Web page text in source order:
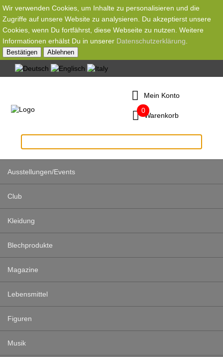
Wir verwenden Cookies, um Inhalte zu personalisieren und die
Zugriffe auf unsere Website zu analysieren. Du akzeptierst unsere
Cookies, wenn Du fortfährst, diese Webseite zu nutzen. Weitere
Informationen erhälst Du in unserer Datenschutzerklärung
Bestätigen Ablehnen
Mein Konto
0
Warenkorb
Ausstellungen/Events
Club
Kleidung
Blechprodukte
Magazine
Lebensmittel
Figuren
Musik